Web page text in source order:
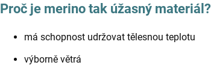
Proč je merino tak úžasný materiál?
má schopnost udržovat tělesnou teplotu
výborně větrá